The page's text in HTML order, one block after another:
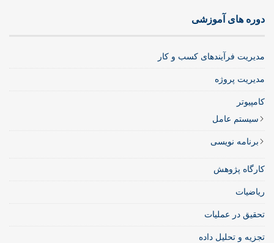
دوره های آموزشی
مدیریت فرآیندهای کسب و کار
مدیریت پروژه
کامپیوتر
سیستم عامل
برنامه نویسی
کارگاه پژوهش
ریاضیات
تحقیق در عملیات
تجزیه و تحلیل داده